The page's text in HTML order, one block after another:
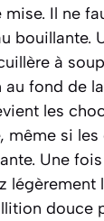
Il ne
bouillante.
à
fond de
les
même si
Une
légèrement
douce